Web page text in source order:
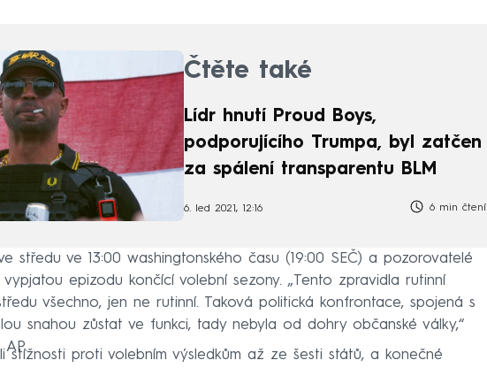
Čtěte také
Lídr hnutí Proud Boys,
podporujícího Trumpa, byl zatčen
za spálení transparentu BLM
6. led 2021, 12:16 6 min čtení
středu ve 13:00 washingtonského času (19:00 SEČ) a pozorovatelé
epizodu končící volební sezony. „Tento zpravidla rutinní
všechno, jen ne rutinní. Taková politická konfrontace, spojená s
snahou zůstat ve funkci, tady nebyla od dohry občanské války,“
AP.
stížnosti proti volebním výsledkům až ze šesti států, a konečné